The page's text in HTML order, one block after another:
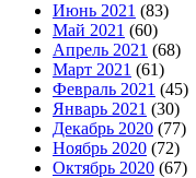
Июнь 2021 (83)
Май 2021 (60)
Апрель 2021 (68)
Март 2021 (61)
Февраль 2021 (45)
Январь 2021 (30)
Декабрь 2020 (77)
Ноябрь 2020 (72)
Октябрь 2020 (67)